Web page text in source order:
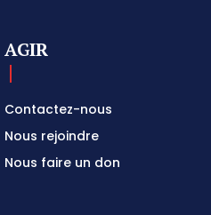
AGIR
Contactez-nous
Nous rejoindre
Nous faire un don